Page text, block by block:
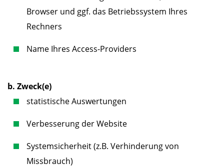
Browser und ggf. das Betriebssystem Ihres
Rechners
Name Ihres Access-Providers
b. Zweck(e)
statistische Auswertungen
Verbesserung der Website
Systemsicherheit (z.B. Verhinderung von
Missbrauch)